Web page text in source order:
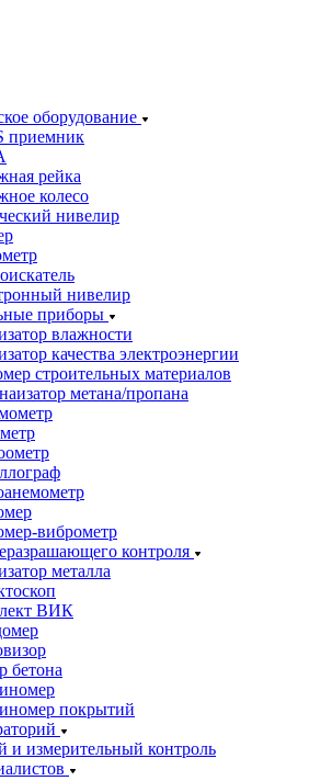
оборудование
приемник
рейка
колесо
нивелир
нивелир
приборы
влажности
качества электроэнергии
строительных материалов
метана/пропана
виброметр
контроля
металла
ВИК
бетона
покрытий
и измерительный контроль